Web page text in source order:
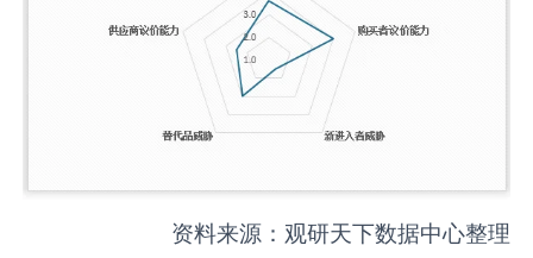
资料来源：观研天下数据中心整理